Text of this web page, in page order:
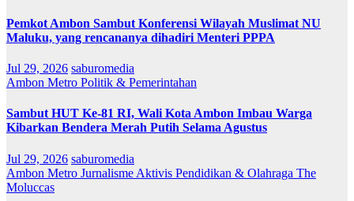
Pemkot Ambon Sambut Konferensi Wilayah Muslimat NU
Maluku, yang rencananya dihadiri Menteri PPPA
Jul 29, 2026 saburomedia
Ambon Metro Politik & Pemerintahan
Sambut HUT Ke-81 RI, Wali Kota Ambon Imbau Warga
Kibarkan Bendera Merah Putih Selama Agustus
Jul 29, 2026 saburomedia
Ambon Metro Jurnalisme Aktivis Pendidikan & Olahraga The
Moluccas